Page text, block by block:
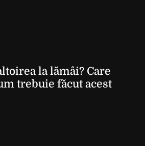
la lămâi? Care
trebuie făcut acest